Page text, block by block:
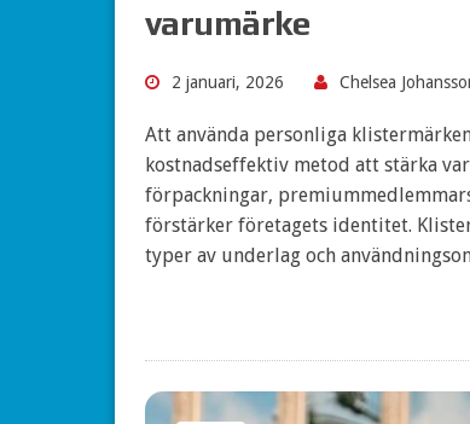
varumärke
2 januari, 2026 Chelsea
Att använda personliga
kostnadseffektiv metod att stärka
förpackningar,
förstärker företagets identitet.
typer av underlag och